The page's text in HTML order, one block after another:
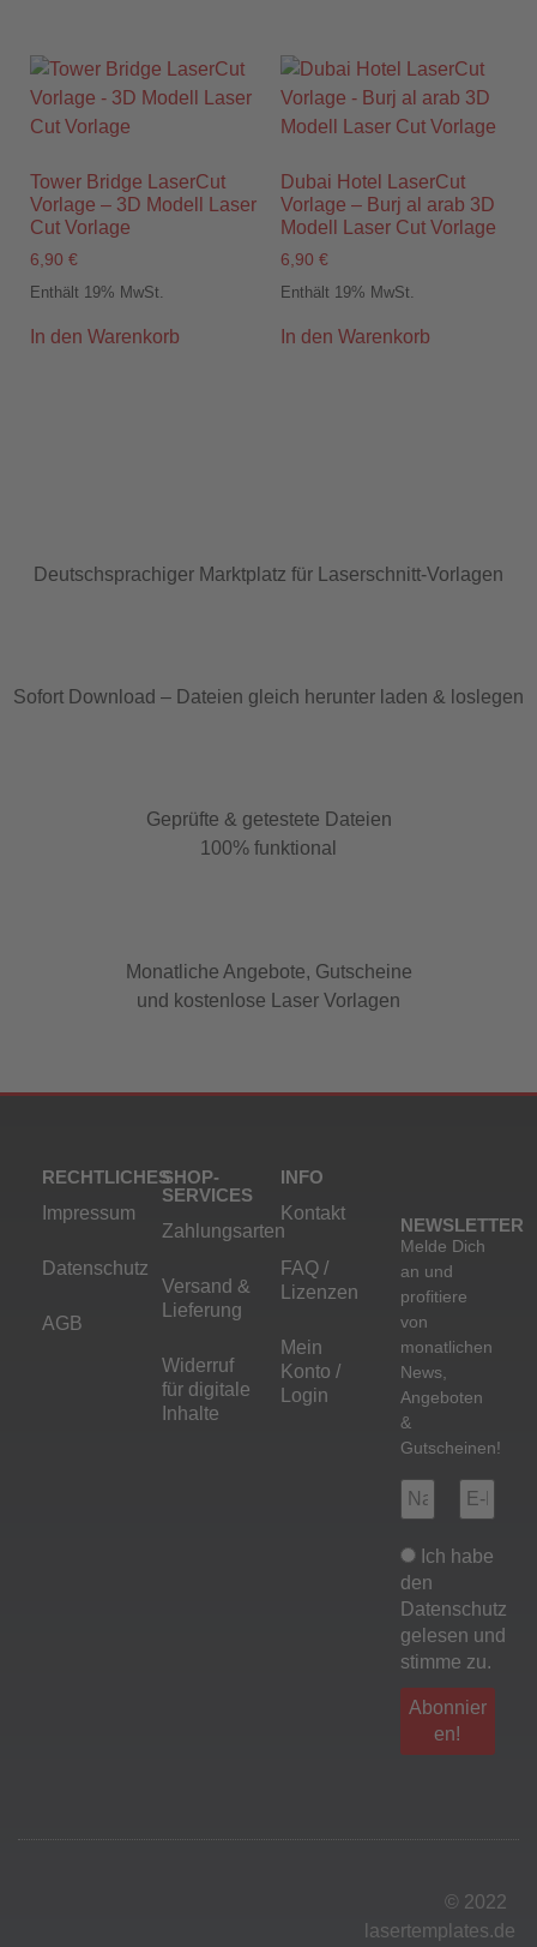
Tower Bridge LaserCut
Vorlage – 3D Modell Laser
Cut Vorlage
6,90 €
Enthält 19% MwSt.
In den Warenkorb
Dubai Hotel LaserCut
Vorlage – Burj al arab 3D
Modell Laser Cut Vorlage
6,90 €
Enthält 19% MwSt.
In den Warenkorb
Deutschsprachiger Marktplatz für Laserschnitt-Vorlagen
Sofort Download – Dateien gleich herunter laden & loslegen
Geprüfte & getestete Dateien
100% funktional
Monatliche Angebote, Gutscheine
und kostenlose Laser Vorlagen
RECHTLICHES
Impressum
Datenschutz
AGB
SHOP-
SERVICES
Zahlungsarten
Versand &
Lieferung
Widerruf
für digitale
Inhalte
INFO
Kontakt
FAQ /
Lizenzen
Mein
Konto /
Login
NEWSLETTER
Melde Dich
an und
profitiere
von
monatlichen
News,
Angeboten
&
Gutscheinen!
den
Datenschutz
gelesen und
stimme zu.
© 2022
lasertemplates.de